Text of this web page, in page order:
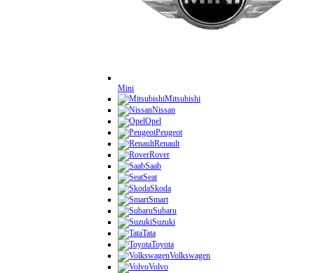
Mini
Mitsubishi
Nissan
Opel
Peugeot
Renault
Rover
Saab
Seat
Skoda
Smart
Subaru
Suzuki
Tata
Toyota
Volkswagen
Volvo